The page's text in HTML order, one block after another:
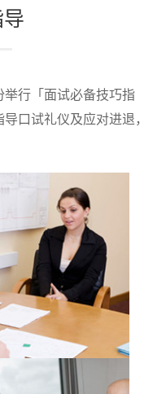
举行「面试必备技巧指
口试礼仪及应对进退，